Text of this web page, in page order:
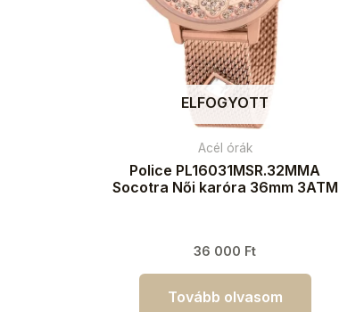
ELFOGYOTT
Acél órák
Police PL16031MSR.32MMA
Socotra Női karóra 36mm 3ATM
36 000 Ft
Tovább olvasom